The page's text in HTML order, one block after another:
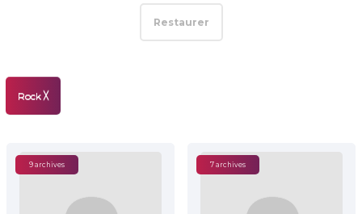
Restaurer
Rock ╳
9 archives 7 archives